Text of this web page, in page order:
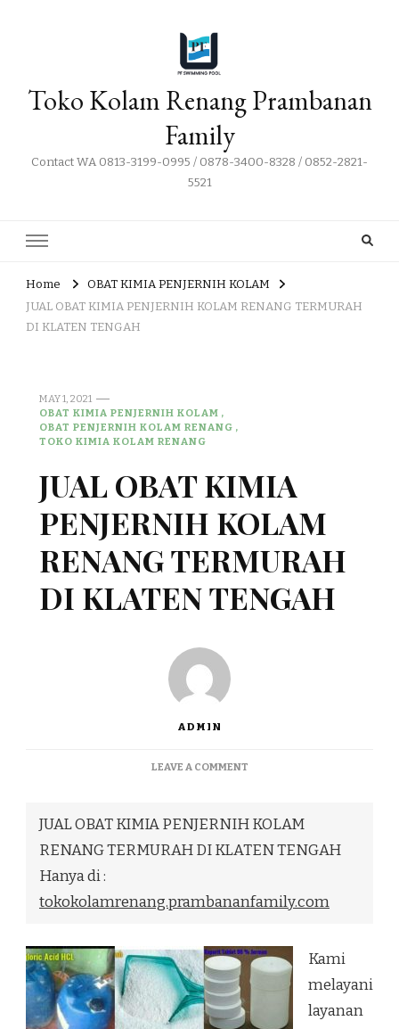
Toko Kolam Renang Prambanan
Family
Contact WA 0813-3199-0995 / 0878-3400-8328 / 0852-2821-
5521
Home
OBAT KIMIA PENJERNIH KOLAM
JUAL OBAT KIMIA PENJERNIH KOLAM RENANG TERMURAH
DI KLATEN TENGAH
MAY 1, 2021
OBAT KIMIA PENJERNIH KOLAM
OBAT PENJERNIH KOLAM RENANG
TOKO KIMIA KOLAM RENANG
JUAL OBAT KIMIA
PENJERNIH KOLAM
RENANG TERMURAH
DI KLATEN TENGAH
ADMIN
LEAVE A COMMENTON
KIMIA
KOLAM
DI
JUAL OBAT KIMIA PENJERNIH KOLAM
RENANG TERMURAH DI KLATEN TENGAH
Hanya di :
tokokolamrenang.prambananfamily.com
Kami
melayani
layanan